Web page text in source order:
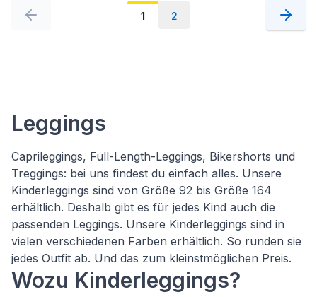
1 2
Leggings
Caprileggings, Full-Length-Leggings, Bikershorts und
Treggings: bei uns findest du einfach alles. Unsere
Kinderleggings sind von Größe 92 bis Größe 164
erhältlich. Deshalb gibt es für jedes Kind auch die
passenden Leggings. Unsere Kinderleggings sind in
vielen verschiedenen Farben erhältlich. So runden sie
jedes Outfit ab. Und das zum kleinstmöglichen Preis.
Wozu Kinderleggings?